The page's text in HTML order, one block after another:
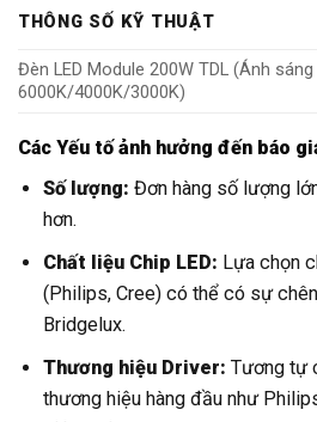
THÔNG SỐ KỸ THUẬT
Đèn LED Module 200W TDL (Ánh sáng
6000K/4000K/3000K)
Các Yếu tố ảnh hưởng đến báo
Số lượng: Đơn hàng số lượng
hơn.
Chất liệu Chip LED: Lựa chọn
(Philips, Cree) có thể có sự
Bridgelux.
Thương hiệu Driver: Tương tự
thương hiệu hàng đầu như